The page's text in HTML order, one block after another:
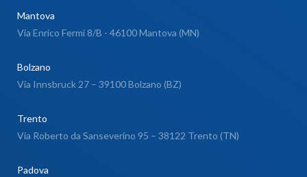
Mantova
Via Enrico Fermi 8/B - 46100 Mantova (MN)
Bolzano
Via Innsbruck 27 – 39100 Bolzano (BZ)
Trento
Via Roberto da Sanseverino 95 – 38122 Trento (TN)
Padova